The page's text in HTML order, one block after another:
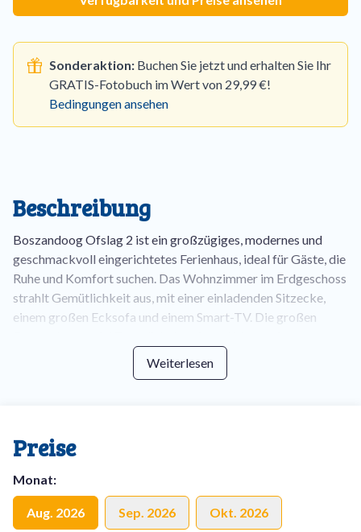
Sonderaktion: Buchen Sie jetzt und erhalten Sie Ihr
GRATIS-Fotobuch im Wert von 29,99 €!
Bedingungen ansehen
Beschreibung
Boszandoog Ofslag 2 ist ein großzügiges, modernes und
geschmackvoll eingerichtetes Ferienhaus, ideal für Gäste, die
Ruhe und Komfort suchen. Das Wohnzimmer im Erdgeschoss
strahlt Gemütlichkeit aus, mit einer einladenden Sitzecke,
einem großen Ecksofa und einem Smart-TV. Die großen
herrlichen Blick auf die grüne Umgebung.
aus gelangen Sie zu einer separaten Toilette sowie zu einem
Erdgeschoss befindet sich ein Schlafzimmer mit modernem
Weiterlesen
Preise
Monat:
Aug. 2026 Sep. 2026 Okt. 2026